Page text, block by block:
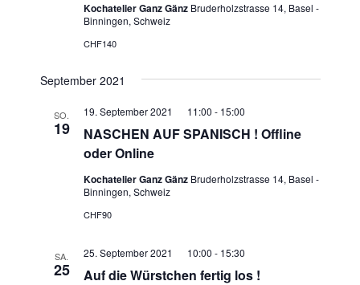
Kochatelier Ganz Gänz Bruderholzstrasse 14, Basel -
Binningen, Schweiz
CHF140
September 2021
SO.
19
NASCHEN AUF SPANISCH ! Offline
oder Online
19. September 2021 11:00 - 15:00
Kochatelier Ganz Gänz Bruderholzstrasse 14, Basel -
Binningen, Schweiz
CHF90
SA.
25 Auf die Würstchen fertig los !
25. September 2021 10:00 - 15:30